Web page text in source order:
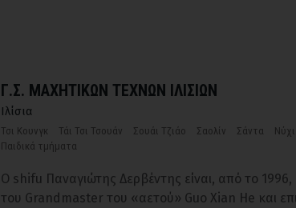
Γ.Σ. ΜΑΧΗΤΙΚΩΝ ΤΕΧΝΩΝ ΙΛΙΣΙΩΝ
Ιλίσια
Τσι Κουνγκ Τάι Τσι Τσουάν Σουάι Τζιάο Σαολίν Σάντα
Παιδικά τμήματα
Ο shifu Παναγιώτης Δερβέντης είναι, από το
του Grandmaster του «αετού» Guo Xian He και